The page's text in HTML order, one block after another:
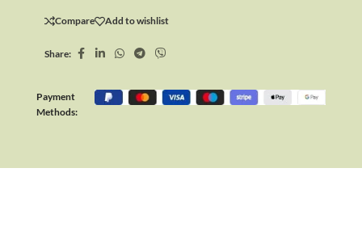
Compare Add to wishlist
Share:
Payment
Methods: